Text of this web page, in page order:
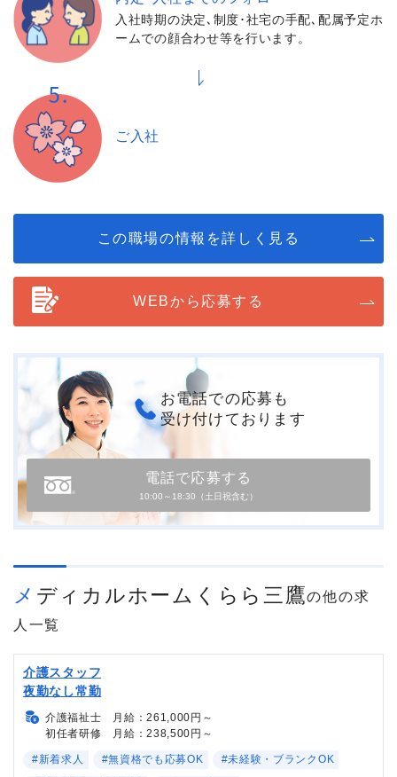
入社時期の決定､制度･社宅の手配､配属予定ホ
ームでの顔合わせ等を行います。
ご入社
この職場の情報を詳しく見る
WEBから応募する
お電話での応募も
受け付けております
電話で応募する
10:00～18:30（土日祝含む）
メディカルホームくらら三鷹の他の求
人一覧
介護スタッフ
夜勤なし常勤
介護福祉士 月給：261,000円～
初任者研修 月給：238,500円～
#新着求人 #無資格でも応募OK #未経験・ブランクOK